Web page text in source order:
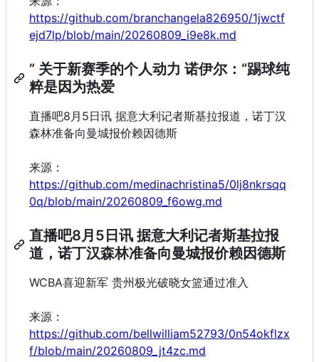
https://github.com/branchangela826950/1jwctf
ejd7lp/blob/main/20260809_i9e8k.md
” 关于新赛季的个人动力 诺伊尔：“踢球纯
粹是因为热爱
直播吧8月5日讯 据意大利记者斯基拉报道，诺丁汉
森林准备向曼城报价赖因德斯
来源：
https://github.com/medinachristina5/0lj8nkrsqq
0q/blob/main/20260809_f6owg.md
直播吧8月5日讯 据意大利记者斯基拉报
道，诺丁汉森林准备向曼城报价赖因德斯
WCBA喜迎新军 贵州极光破晓女篮通过准入
来源：
https://github.com/bellwilliam52793/0n54okflzx
f/blob/main/20260809_jt4zc.md